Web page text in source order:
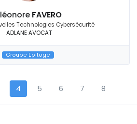
FAVERO
Technologies Cybersécurité
ADLANE AVOCAT
Groupe Epitoge
4 5 6 7 8